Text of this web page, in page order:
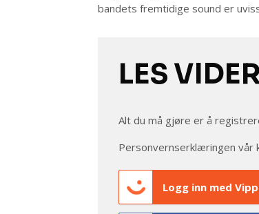
bandets fremtidige sound er
LES
Alt du må gjøre er å
Personvernserklæringen vår
Logg inn med